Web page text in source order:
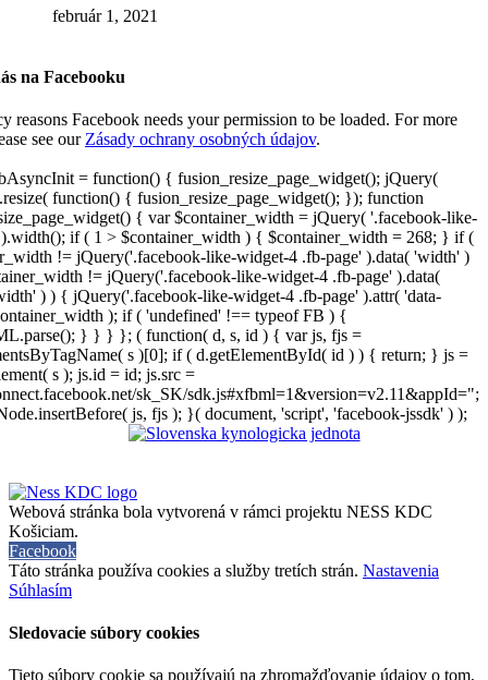
február 1, 2021
na Facebooku
reasons Facebook needs your permission to be loaded. For more
see our Zásady ochrany osobných údajov.
= function() { fusion_resize_page_widget(); jQuery(
function() { fusion_resize_page_widget(); }); function
{ var $container_width = jQuery( '.facebook-like-
if ( 1 > $container_width ) { $container_width = 268; } if (
!= jQuery('.facebook-like-widget-4 .fb-page' ).data( 'width' )
!= jQuery('.facebook-like-widget-4 .fb-page' ).data(
) ) { jQuery('.facebook-like-widget-4 .fb-page' ).attr( 'data-
); if ( 'undefined' !== typeof FB ) {
} } } }; ( function( d, s, id ) { var js, fjs =
s )[0]; if ( d.getElementById( id ) ) { return; } js =
s ); js.id = id; js.src =
sk_SK/sdk.js#xfbml=1&version=v2.11&appId=";
js, fjs ); }( document, 'script', 'facebook-jssdk' ) );
Webová stránka bola vytvorená v rámci projektu NESS KDC
Košiciam.
Facebook
Táto stránka používa cookies a služby tretích strán. Nastavenia
Súhlasím
Sledovacie súbory cookies
Tieto súbory cookie sa používajú na zhromažďovanie údajov o tom,